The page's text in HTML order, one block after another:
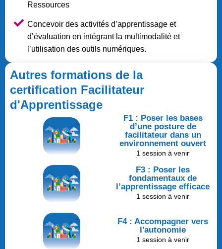
Ressources
Concevoir des activités d’apprentissage et
d’évaluation en intégrant la multimodalité et
l’utilisation des outils numériques.
Autres formations de la
certification Facilitateur
d'Apprentissage
F1 : Poser les bases
d’une posture de
facilitateur dans un
environnement ouvert
1 session à venir
F3 : Poser les
fondamentaux de
l’apprentissage efficace
1 session à venir
F4 : Accompagner vers
l'autonomie
1 session à venir